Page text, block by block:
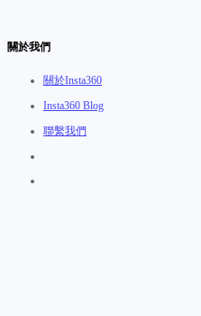
關於我們
關於Insta360
Insta360 Blog
聯繫我們